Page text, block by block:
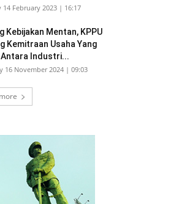
14 February 2023 | 16:17
Kebijakan Mentan, KPPU
Kemitraan Usaha Yang
Industri...
16 November 2024 | 09:03